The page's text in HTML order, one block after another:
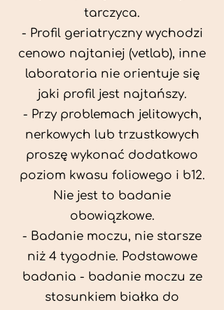
tarczyca.
- Profil geriatryczny wychodzi
cenowo najtaniej (vetlab), inne
laboratoria nie orientuje się
jaki profil jest najtańszy.
- Przy problemach jelitowych,
nerkowych lub trzustkowych
proszę wykonać dodatkowo
poziom kwasu foliowego i b12.
Nie jest to badanie
obowiązkowe.
- Badanie moczu, nie starsze
niż 4 tygodnie. Podstawowe
badania - badanie moczu ze
stosunkiem białka do